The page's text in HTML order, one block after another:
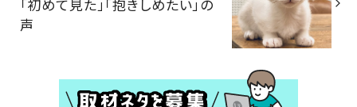
「初めて見た」「抱きしめたい」の
声